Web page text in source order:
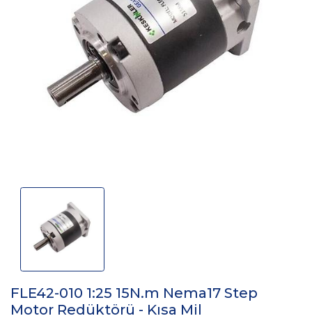
FLE42-010 1:25 15N.m Nema17 Step
Motor Redüktörü - Kısa Mil